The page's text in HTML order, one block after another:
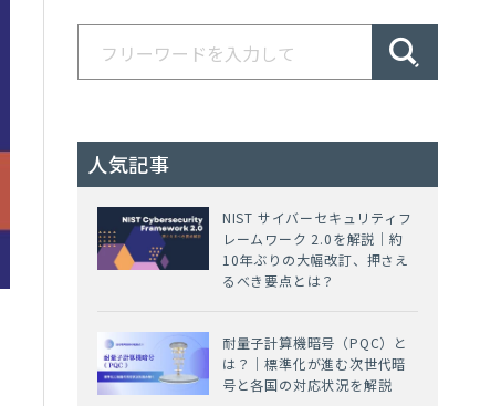
人気記事
NIST サイバーセキュリティフ
レームワーク 2.0を解説｜約
10年ぶりの大幅改訂、押さえ
るべき要点とは？
耐量子計算機暗号（PQC）と
は？｜標準化が進む次世代暗
号と各国の対応状況を解説